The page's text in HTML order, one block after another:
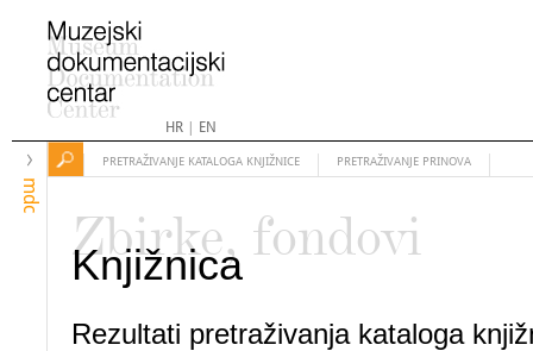
HR| EN
mdc
PRETRAŽIVANJE KATALOGA KNJIŽNICE PRETRAŽIVANJE PRINOVA
Zbirke, fondovi
Knjižnica
Rezultati pretraživanja kataloga